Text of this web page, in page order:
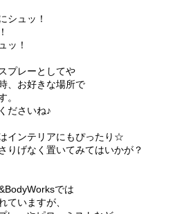
シュッ！
ッ！
プレーとしてや
、お好きな場所で
。
ださいね♪
インテリアにもぴったり☆
りげなく置いてみてはいかが？
では
ていますが、